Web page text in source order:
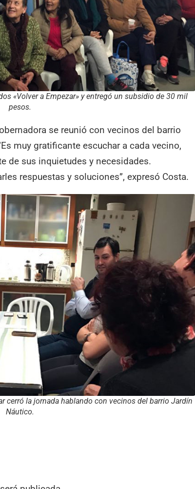
«Volver a Empezar» y entregó un subsidio de 30 mil
pesos.
se reunió con vecinos del barrio
muy gratificante escuchar a cada vecino,
de sus inquietudes y necesidades.
respuestas y soluciones”, expresó Costa.
cerró la jornada hablando con vecinos del barrio Jardín
Náutico.